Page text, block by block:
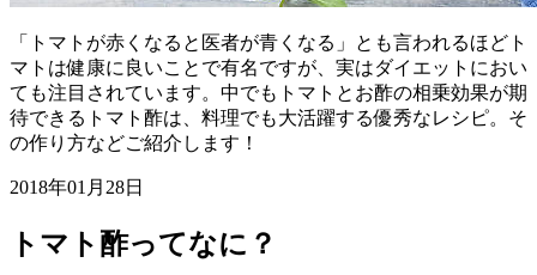
「トマトが赤くなると医者が青くなる」とも言われるほどト
マトは健康に良いことで有名ですが、実はダイエットにおい
ても注目されています。中でもトマトとお酢の相乗効果が期
待できるトマト酢は、料理でも大活躍する優秀なレシピ。そ
の作り方などご紹介します！
2018年01月28日
トマト酢ってなに？